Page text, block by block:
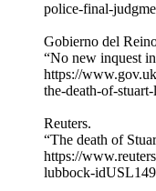
police-final-
Gobierno del
“No new inquest
https://
the-death-of-
Reuters.
“The death of
https://
lubbock-